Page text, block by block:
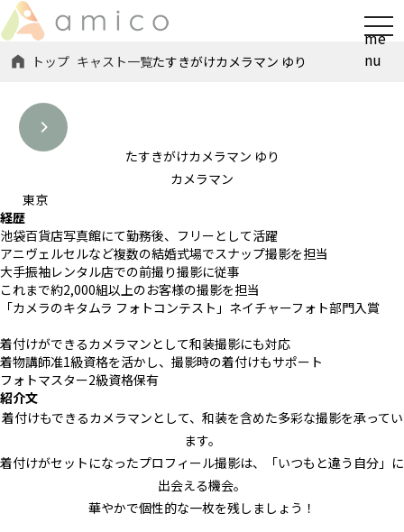
t
o
g
i
me
nu
トップ キャスト一覧たすきがけカメラマン ゆり
たすきがけカメラマン ゆり
カメラマン
東京
経歴
池袋百貨店写真館にて勤務後、フリーとして活躍
アニヴェルセルなど複数の結婚式場でスナップ撮影を担当
大手振袖レンタル店での前撮り撮影に従事
これまで約2,000組以上のお客様の撮影を担当
「カメラのキタムラ フォトコンテスト」ネイチャーフォト部門入賞
着付けができるカメラマンとして和装撮影にも対応
着物講師准1級資格を活かし、撮影時の着付けもサポート
フォトマスター2級資格保有
紹介文
着付けもできるカメラマンとして、和装を含めた多彩な撮影を承ってい
ます。
着付けがセットになったプロフィール撮影は、「いつもと違う自分」に
出会える機会。
華やかで個性的な一枚を残しましょう！